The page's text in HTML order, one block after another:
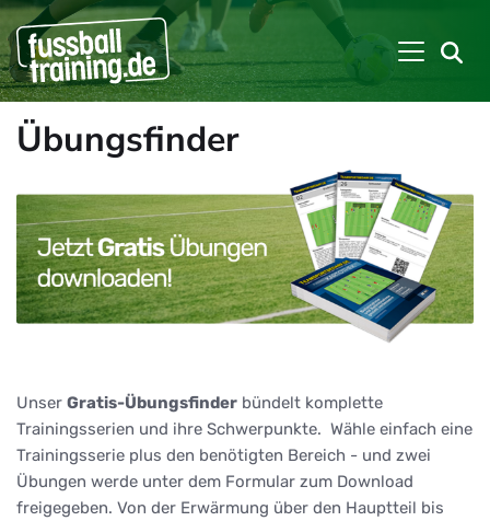
Übungsfinder
Unser Gratis-Übungsfinder bündelt komplette
Trainingsserien und ihre Schwerpunkte. Wähle einfach eine
Trainingsserie plus den benötigten Bereich - und zwei
Übungen werde unter dem Formular zum Download
freigegeben. Von der Erwärmung über den Hauptteil bis